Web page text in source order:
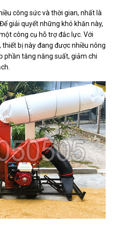
công sức và thời gian, nhất là
giải quyết những khó khăn này,
công cụ hỗ trợ đắc lực. Với
bị này đang được nhiều nông
phần tăng năng suất, giảm chi